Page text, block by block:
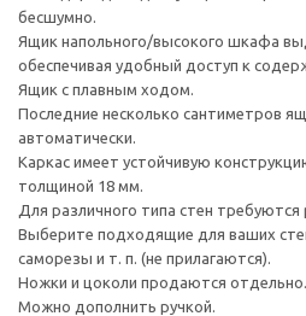
бесшумно.
Ящик напольного/высокого шкафа
обеспечивая удобный доступ к
Ящик с плавным ходом.
Последние несколько сантиметров
автоматически.
Каркас имеет устойчивую
толщиной 18 мм.
Для различного типа стен требуются
Выберите подходящие для ваших
саморезы и т. п. (не прилагаются).
Ножки и цоколи продаются отдельно.
Можно дополнить ручкой.